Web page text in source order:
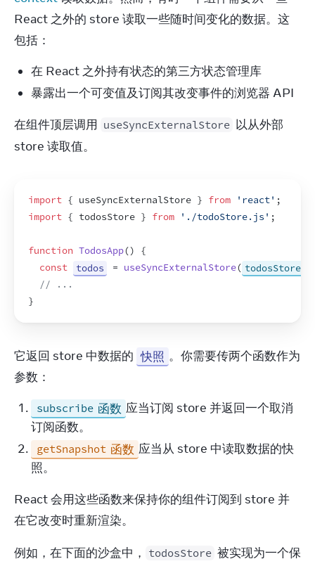
React 之外的 store 读取一些随时间变化的数据。这
包括：
在 React 之外持有状态的第三方状态管理库
暴露出一个可变值及订阅其改变事件的浏览器 API
在组件顶层调用 useSyncExternalStore 以从外部
store 读取值。
import { useSyncExternalStore } from 'react' ;
import { todosStore } from './todoStore.js' ;
function TodosApp()
{
const
todos = useSyncExternalStore(
// ...
}
它返回 store 中数据的 快照 。你需要传两个函数作为
参数：
subscribe 函数 应当订阅 store 并返回一个取消
订阅函数。
getSnapshot 函数 应当从 store 中读取数据的快
照。
React 会用这些函数来保持你的组件订阅到 store 并
在它改变时重新渲染。
例如，在下面的沙盒中， todosStore 被实现为一个保